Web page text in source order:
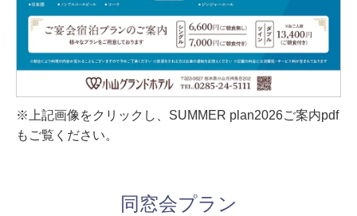
※上記画像をクリックし、SUMMER plan2026ご案内pdf
もご覧ください。
同窓会プラン